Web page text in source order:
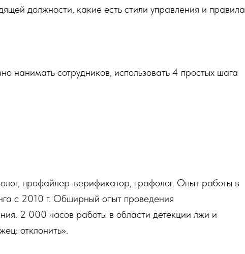
должности, какие есть стили управления и правила
нанимать сотрудников, использовать 4 простых шага
профайлер-верификатор, графолог. Опыт работы в
с 2010 г. Обширный опыт проведения
2 000 часов работы в области детекции лжи и
отклонить».